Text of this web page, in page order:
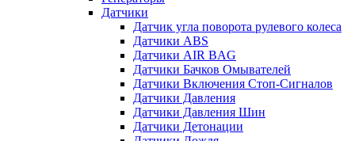
Датчики
Датчик угла поворота рулевого колеса
Датчики ABS
Датчики AIR BAG
Датчики Бачков Омывателей
Датчики Включения Стоп-Сигналов
Датчики Давления
Датчики Давления Шин
Датчики Детонации